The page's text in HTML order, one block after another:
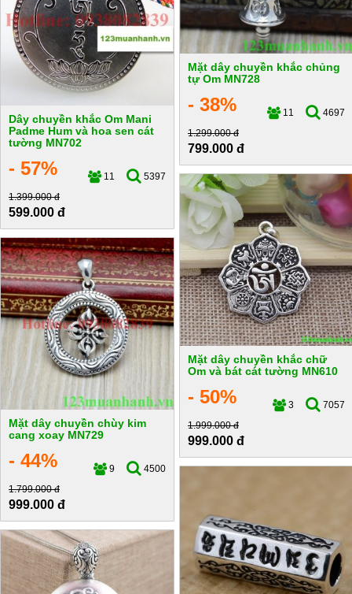
Mặt dây chuyền khắc chủng
tự Om MN728
- 38% 11
4697
1.299.000 đ
799.000 đ
Dây chuyền khắc Om Mani
Padme Hum và hoa sen cát
tường MN702
- 57% 11
5397
1.399.000 đ
599.000 đ
Mặt dây chuyền khắc chữ
Om và bát cát tường MN610
- 50% 3
7057
1.999.000 đ
999.000 đ
Mặt dây chuyền chùy kim
cang xoay MN729
- 44% 9
4500
1.799.000 đ
999.000 đ